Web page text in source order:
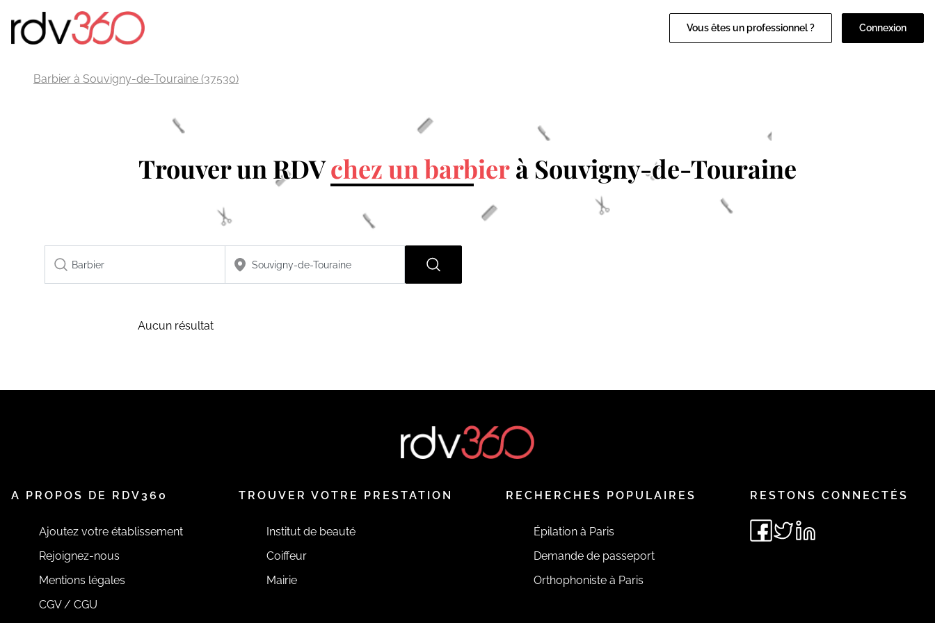
Vous êtes un professionnel ? Connexion
Barbier à Souvigny-de-Touraine (37530)
Trouver un RDVchez un barbierà Souvigny-de-Touraine
Aucun résultat
A PROPOS DE RDV360
Ajoutez votre établissement
Rejoignez-nous
Mentions légales
CGV / CGU
TROUVER VOTRE PRESTATION
Institut de beauté
Coiffeur
Mairie
RECHERCHES POPULAIRES
Épilation à Paris
Demande de passeport
Orthophoniste à Paris
RESTONS CONNECTÉS